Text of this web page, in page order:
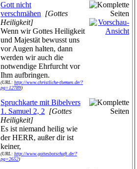
Gott nicht
verschmähen [Gottes
Heiligkeit]
Wenn wir Gottes Heiligkeit
und Majestät bewusst uns
vor Augen halten, dann
werden wir auch die
notwendige Ehrfurcht vor
Ihm aufbringen.
(URL: http://www.christliche-themen.de/?
pg=12789)
Spruchkarte mit Bibelvers
1. Samuel 2, 2 [Gottes
Heiligkeit]
Es ist niemand heilig wie
der HERR, außer dir ist
keiner,
(URL: http://www.gottesbotschaft.de/?
pg=2652)